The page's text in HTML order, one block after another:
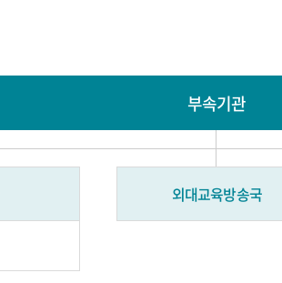
부속기관
외대교육방송국